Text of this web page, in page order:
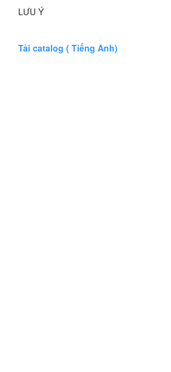
LƯU Ý
Tải catalog ( Tiếng Anh)